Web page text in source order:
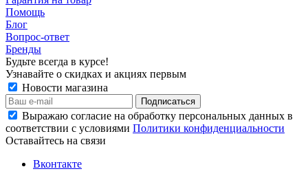
Помощь
Блог
Вопрос-ответ
Бренды
Будьте всегда в курсе!
Узнавайте о скидках и акциях первым
Новости магазина
Выражаю согласие на обработку персональных данных в
соответствии с условиями Политики конфиденциальности
Оставайтесь на связи
Вконтакте